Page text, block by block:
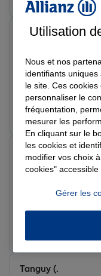
Accueil au top,
informations
Muriel V.
Prendre
Note de 5 sur 5
Le 21/04/2026 -
recommande
Bilel H.
Prendre
Tanguy (.
Utilisation
Nous et nos
identifiants
le site. Ces
personnaliser le
fréquentation,
mesurer les
En cliquant sur le
les cookies et
modifier vos choix
cookies"
Gérer les